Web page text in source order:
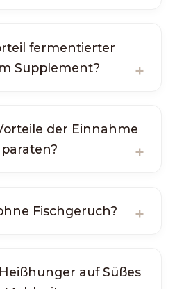
fermentierter
Supplement?
der Einnahme
Fischgeruch?
auf Süßes